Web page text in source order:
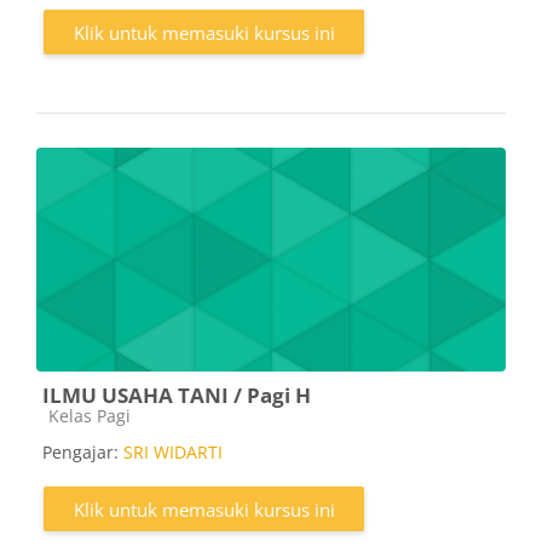
Klik untuk memasuki kursus ini
ILMU USAHA TANI / Pagi H
Kategori kursus
Kelas Pagi
Pengajar: SRI WIDARTI
Klik untuk memasuki kursus ini